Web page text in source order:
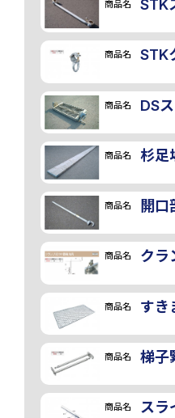
商品名 STK
商品名 STK
商品名 DS
商品名 杉足
商品名 開口
商品名 クラ
商品名 すき
商品名 梯子
商品名 スラ